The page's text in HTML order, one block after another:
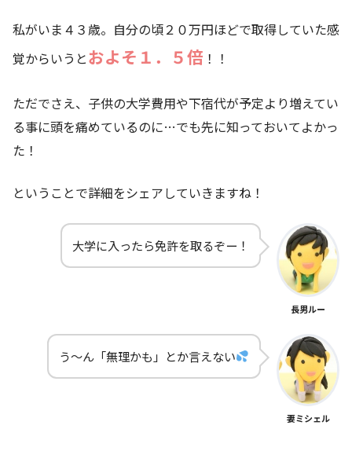
私がいま４３歳。自分の頃２０万円ほどで取得していた感
覚からいうとおよそ１．５倍 ！！
ただでさえ、子供の大学費用や下宿代が予定より増えてい
る事に頭を痛めているのに…でも先に知っておいてよかっ
た！
ということで詳細をシェアしていきますね！
大学に入ったら免許を取るぞー！
長男ルー
う～ん「無理かも」とか言えない
妻ミシェル